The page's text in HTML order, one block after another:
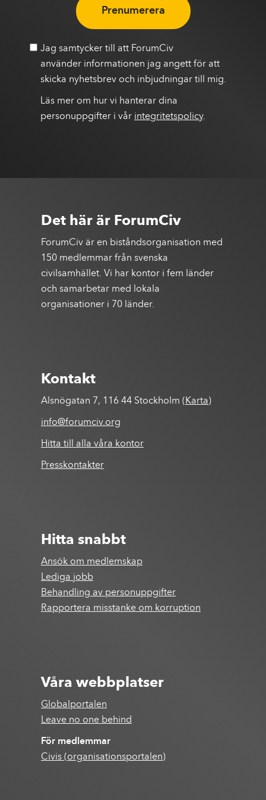
Prenumerera
Jag samtycker till att ForumCiv
använder informationen jag angett för att
skicka nyhetsbrev och inbjudningar till mig.
Läs mer om hur vi hanterar dina
personuppgifter i vår integritetspolicy.
Det här är ForumCiv
ForumCiv är en biståndsorganisation med
150 medlemmar från svenska
civilsamhället. Vi har kontor i fem länder
och samarbetar med lokala
organisationer i 70 länder.
Kontakt
Alsnögatan 7, 116 44 Stockholm ( Karta)
info@forumciv.org
Hitta till alla våra kontor
Presskontakter
Hitta snabbt
Ansök om medlemskap
Lediga jobb
Behandling av personuppgifter
Rapportera misstanke om korruption
Våra webbplatser
Globalportalen
Leave no one behind
För medlemmar
Civis (organisationsportalen)